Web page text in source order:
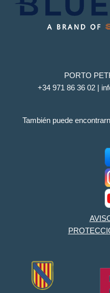
PORTO
+34 971 86 36 02 |
También puede